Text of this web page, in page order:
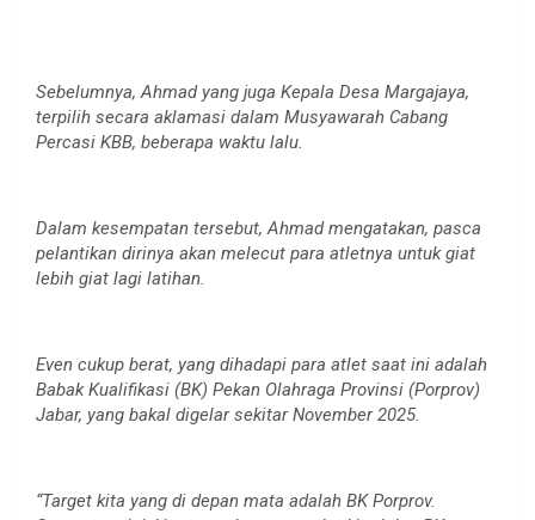
Sebelumnya, Ahmad yang juga Kepala Desa Margajaya,
terpilih secara aklamasi dalam Musyawarah Cabang
Percasi KBB, beberapa waktu lalu.
Dalam kesempatan tersebut, Ahmad mengatakan, pasca
pelantikan dirinya akan melecut para atletnya untuk giat
lebih giat lagi latihan.
Even cukup berat, yang dihadapi para atlet saat ini adalah
Babak Kualifikasi (BK) Pekan Olahraga Provinsi (Porprov)
Jabar, yang bakal digelar sekitar November 2025.
“Target kita yang di depan mata adalah BK Porprov.